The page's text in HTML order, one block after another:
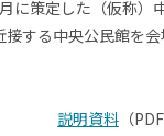
に策定した（仮称）
する中央公民館を
） 説明資料 （